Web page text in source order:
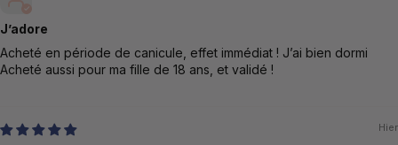
J’adore
Acheté en période de canicule, effet immédiat ! J’ai bien dormi
Acheté aussi pour ma fille de 18 ans, et validé !
Hier